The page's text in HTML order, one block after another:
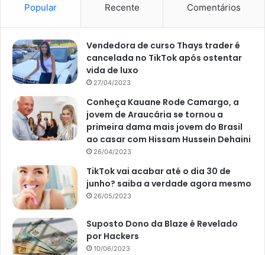
necessário, antes de tud,o que se tenha um bom cuidado
nesses momentos. Pensando nisso, o sitePortal Atualizei
separou algumas dicas fundamentais de jardinagem para
ajudar você com essa tarefa. Confira tudo o que você
precisa saber de forma descomplicada logo abaixo:
1. Tenha um kit de jardinagem
Para quem deseja adentrar no mundo das plantas, um bom
kit de jardinagem facilitará e muito a sua vida. A pá, a
espátula fina e o rastelo, são alguns dos objetos principais
e que não podem faltar na hora de dar início à jardinagem.
regador de bico fino também podem ajudar bastante.
Popular Recente Comentários
Vendedora de curso Thays trader é
cancelada no TikTok após ostentar
vida de luxo
27/04/2023
Conheça Kauane Rode Camargo, a
jovem de Araucária se tornou a
primeira dama mais jovem do Brasil
ao casar com Hissam Hussein Dehaini
26/04/2023
TikTok vai acabar até o dia 30 de
junho? saiba a verdade agora mesmo
26/05/2023
Suposto Dono da Blaze é Revelado
por Hackers
10/06/2023